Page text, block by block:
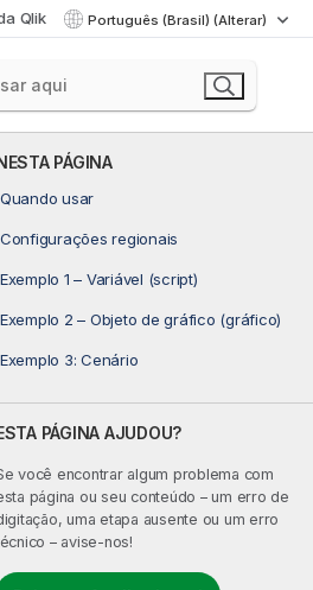
Qlik Português (Brasil) (Alterar)
PÁGINA
Quando usar
Configurações regionais
Exemplo 1 – Variável (script)
Exemplo 2 – Objeto de gráfico (gráfico)
Exemplo 3: Cenário
PÁGINA AJUDOU?
você encontrar algum problema com
página ou seu conteúdo – um erro de
uma etapa ausente ou um erro
– avise-nos!